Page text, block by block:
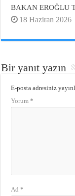
BAKAN EROĞLU
18 Haziran 2026
Bir yanıt yazın
E-posta adresiniz
Yorum*
Ad*